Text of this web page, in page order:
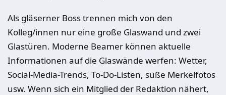
Als gläserner Boss trennen mich von den
Kolleg/innen nur eine große Glaswand und zwei
Glastüren. Moderne Beamer können aktuelle
Informationen auf die Glaswände werfen: Wetter,
Social-Media-Trends, To-Do-Listen, süße Merkelfotos
usw. Wenn sich ein Mitglied der Redaktion nähert,